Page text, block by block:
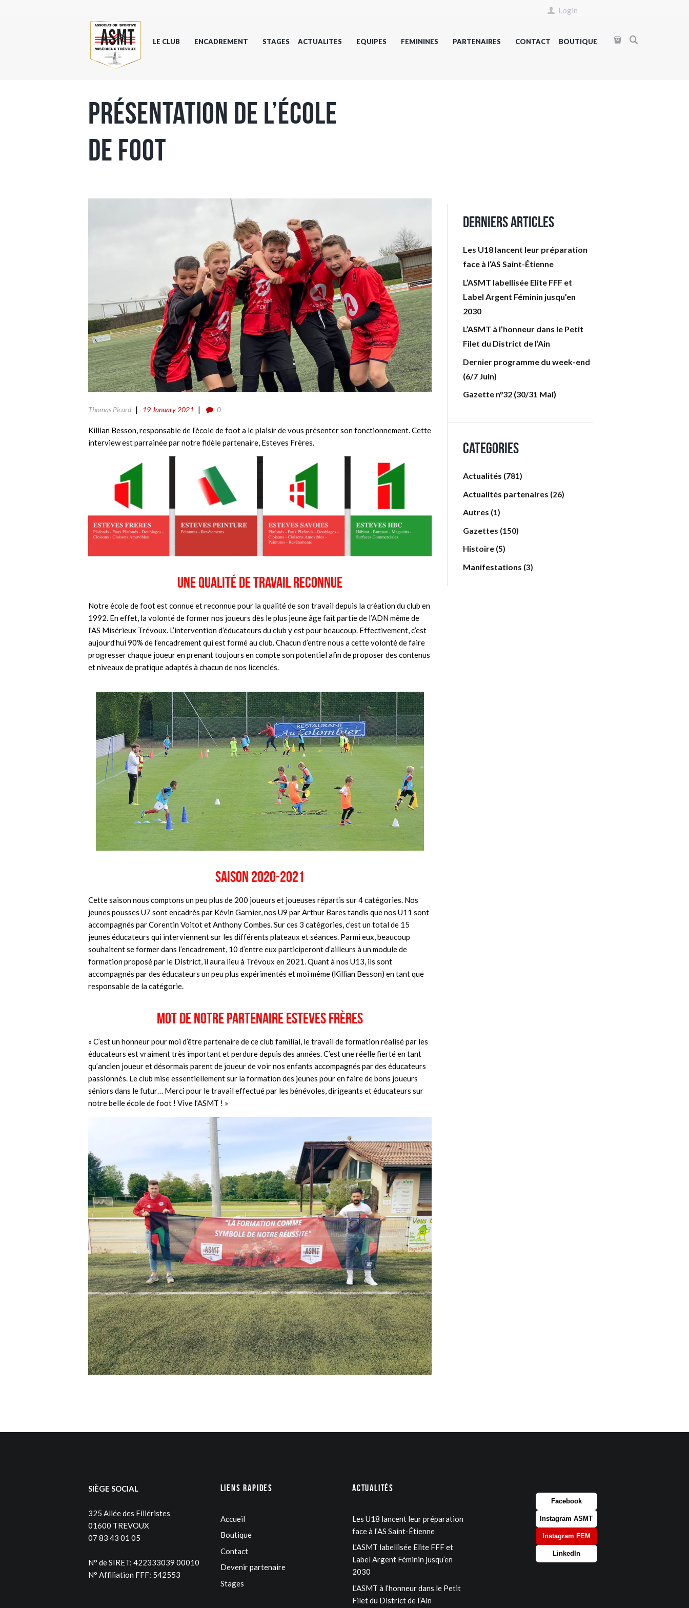
Login
LE CLUB ENCADREMENT STAGES ACTUALITES EQUIPES FEMININES PARTENAIRES CONTACT BOUTIQUE
Présentation de l’école
de foot
Thomas Picard 19 January 2021 0
Killian Besson, responsable de l’école de foot a le plaisir de vous présenter son fonctionnement. Cette
interview est parrainée par notre fidèle partenaire, Esteves Frères.
Une qualité de travail reconnue
Notre école de foot est connue et reconnue pour la qualité de son travail depuis la création du club en
1992. En effet, la volonté de former nos joueurs dès le plus jeune âge fait partie de l’ADN même de
l’AS Misérieux Trévoux. L’intervention d’éducateurs du club y est pour beaucoup. Effectivement, c’est
aujourd’hui 90% de l’encadrement qui est formé au club. Chacun d’entre nous a cette volonté de faire
progresser chaque joueur en prenant toujours en compte son potentiel afin de proposer des contenus
et niveaux de pratique adaptés à chacun de nos licenciés.
Saison 2020-2021
Cette saison nous comptons un peu plus de 200 joueurs et joueuses répartis sur 4 catégories. Nos
jeunes pousses U7 sont encadrés par Kévin Garnier, nos U9 par Arthur Bares tandis que nos U11 sont
accompagnés par Corentin Voitot et Anthony Combes. Sur ces 3 catégories, c’est un total de 15
jeunes éducateurs qui interviennent sur les différents plateaux et séances. Parmi eux, beaucoup
souhaitent se former dans l’encadrement, 10 d’entre eux participeront d’ailleurs à un module de
formation proposé par le District, il aura lieu à Trévoux en 2021. Quant à nos U13, ils sont
accompagnés par des éducateurs un peu plus expérimentés et moi même (Killian Besson) en tant que
responsable de la catégorie.
Mot de notre partenaire Esteves Frères
« C’est un honneur pour moi d’être partenaire de ce club familial, le travail de formation réalisé par les
éducateurs est vraiment très important et perdure depuis des années. C’est une réelle fierté en tant
qu’ancien joueur et désormais parent de joueur de voir nos enfants accompagnés par des éducateurs
passionnés. Le club mise essentiellement sur la formation des jeunes pour en faire de bons joueurs
séniors dans le futur… Merci pour le travail effectué par les bénévoles, dirigeants et éducateurs sur
notre belle école de foot ! Vive l’ASMT ! »
Derniers articles
Les U18 lancent leur préparation
face à l’AS Saint-Étienne
L’ASMT labellisée Elite FFF et
Label Argent Féminin jusqu’en
2030
L’ASMT à l’honneur dans le Petit
Filet du District de l’Ain
Dernier programme du week-end
(6/7 Juin)
Gazette n°32 (30/31 Mai)
Categories
Actualités (781)
Actualités partenaires (26)
Autres (1)
Gazettes (150)
Histoire (5)
Manifestations (3)
SIÈGE SOCIAL
325 Allée des Filiéristes
01600 TREVOUX
07 83 43 01 05
N° de SIRET: 422333039 00010
N° Affiliation FFF: 542553
Liens rapides
Accueil
Boutique
Contact
Devenir partenaire
Stages
Actualités
Les U18 lancent leur préparation
face à l’AS Saint-Étienne
L’ASMT labellisée Elite FFF et
Label Argent Féminin jusqu’en
2030
L’ASMT à l’honneur dans le Petit
Filet du District de l’Ain
Facebook
Instagram ASMT
Instagram FEM
LinkedIn